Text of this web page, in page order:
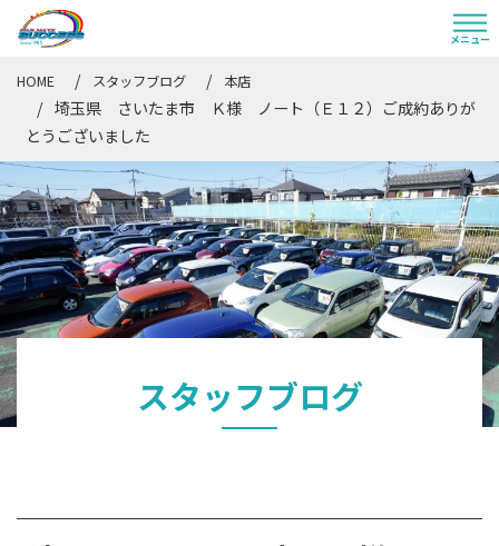
HOME スタッフブログ 本店
埼玉県 さいたま市 Ｋ様 ノート（Ｅ１２）ご成約ありが
とうございました
スタッフブログ